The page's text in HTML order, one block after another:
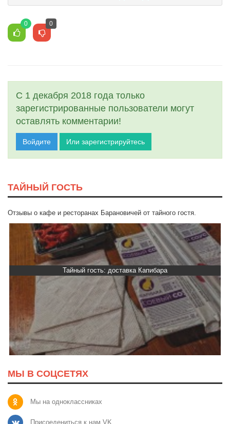
0 0
С 1 декабря 2018 года только
зарегистрированные пользователи могут
оставлять комментарии!
Войдите Или зарегистрируйтесь
ТАЙНЫЙ ГОСТЬ
Отзывы о кафе и ресторанах Барановичей от тайного гостя.
Тайный гость: доставка Капибара
МЫ В СОЦСЕТЯХ
Мы на одноклассниках
Присоедениться к нам VK